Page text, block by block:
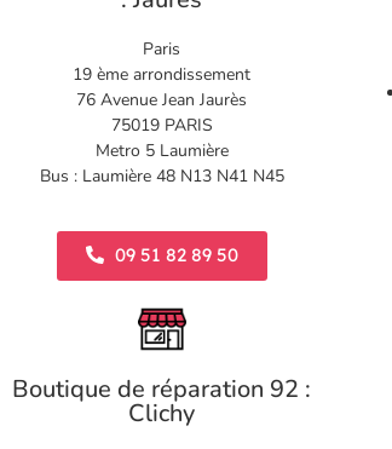
Paris
19 ème arrondissement
76 Avenue Jean Jaurès
75019 PARIS
Metro 5 Laumière
Bus : Laumière 48 N13 N41 N45
09 51 82 89 50
Boutique de réparation 92 :
Clichy